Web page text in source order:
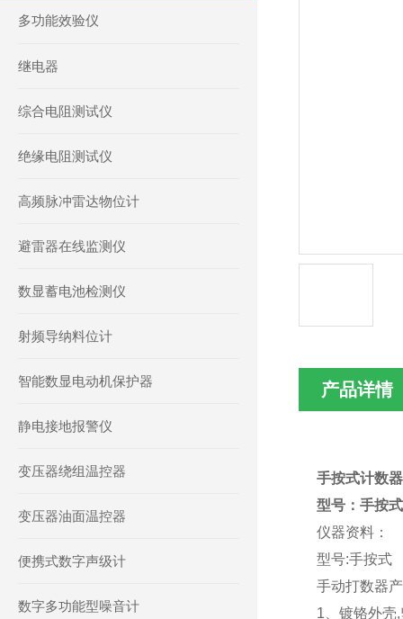
多功能效验仪
继电器
综合电阻测试仪
绝缘电阻测试仪
高频脉冲雷达物位计
避雷器在线监测仪
数显蓄电池检测仪
射频导纳料位计
智能数显电动机保护器
静电接地报警仪
变压器绕组温控器
变压器油面温控器
便携式数字声级计
数字多功能型噪音计
产品详情
手按式计数
型号：手按
仪器资料：
型号:手按式
手动打数器
1、镀铬外